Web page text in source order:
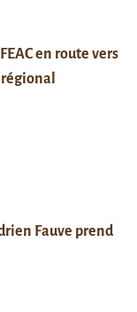
en route vers
Fauve prend